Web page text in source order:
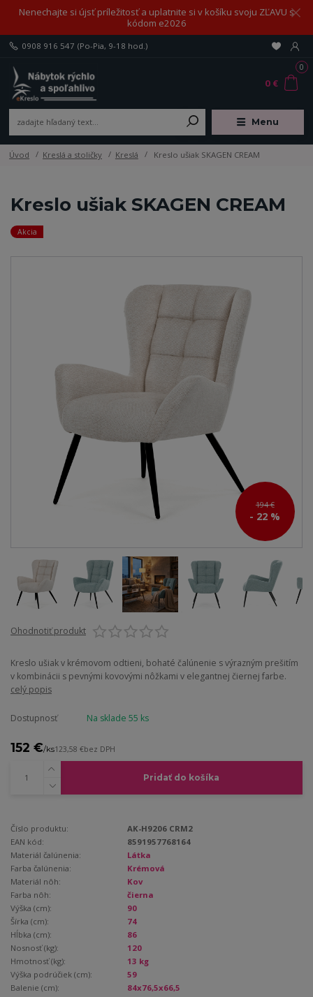
Nenechajte si újsť príležitosť a uplatnite si v košíku svoju ZĽAVU s
kódom e2026
Menu
0908 916 547 (Po-Pia, 9-18 hod.)
0
0 €
Úvod Kreslá a stoličky Kreslá Kreslo ušiak SKAGEN CREAM
Kreslo ušiak SKAGEN CREAM
Akcia
194 €
- 22 %
Ohodnotiť produkt
Kreslo ušiak v krémovom odtieni, bohaté čalúnenie s výrazným prešitím
v kombinácii s pevnými kovovými nôžkami v elegantnej čiernej farbe.
celý popis
Dostupnosť Na sklade 55 ks
152 €/ks123,58 €bez DPH
Pridať do košíka
Číslo produktu:
AK-H9206 CRM2
EAN kód:
8591957768164
Materiál čalúnenia:
Látka
Farba čalúnenia:
Krémová
Materiál nôh:
Kov
Farba nôh:
čierna
Výška (cm):
90
Šírka (cm):
74
Hĺbka (cm):
86
Nosnosť (kg):
120
Hmotnosť (kg):
13 kg
Výška podrúčiek (cm):
59
Balenie (cm):
84x76,5x66,5